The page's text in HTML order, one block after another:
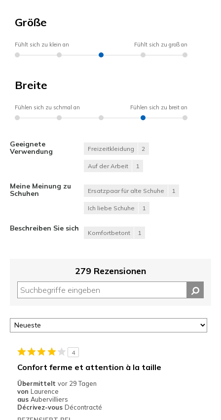
Größe
Fühlt sich zu klein an Fühlt sich zu groß an
Breite
Fühlen sich zu schmal an Fühlen sich zu breit an
Geeignete
Verwendung
Freizeitkleidung 2
Auf der Arbeit 1
Meine Meinung zu
Schuhen
Ersatzpaar für alte Schuhe 1
Ich liebe Schuhe 1
Beschreiben Sie sich
Komfortbetont 1
279 Rezensionen
4
Confort ferme et attention à la taille
Übermittelt vor 29 Tagen
von Laurence
aus Aubervilliers
Décrivez-vous Décontracté